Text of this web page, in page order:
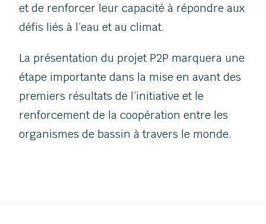
et de renforcer leur capacité à répondre aux
défis liés à l’eau et au climat.
La présentation du projet P2P marquera une
étape importante dans la mise en avant des
premiers résultats de l’initiative et le
renforcement de la coopération entre les
organismes de bassin à travers le monde.